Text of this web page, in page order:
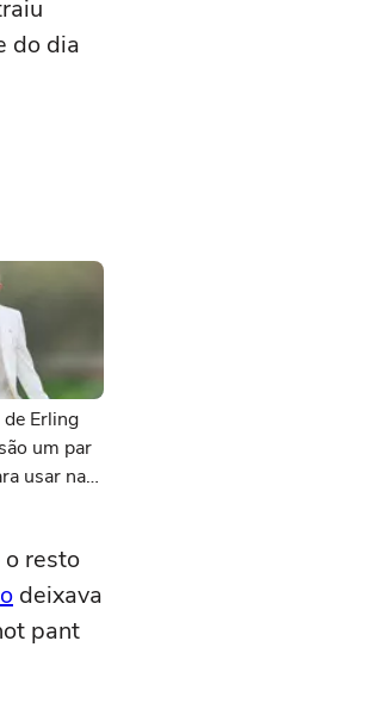
do dia
Erling
um par
usar na
resto
deixava
pant